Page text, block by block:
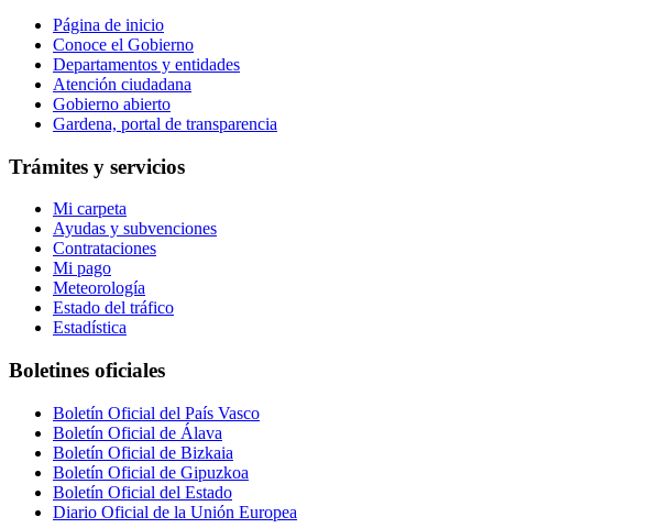
Página de inicio
Conoce el Gobierno
Departamentos y entidades
Atención ciudadana
Gobierno abierto
Gardena, portal de transparencia
Trámites y servicios
Mi carpeta
Ayudas y subvenciones
Contrataciones
Mi pago
Meteorología
Estado del tráfico
Estadística
Boletines oficiales
Boletín Oficial del País Vasco
Boletín Oficial de Álava
Boletín Oficial de Bizkaia
Boletín Oficial de Gipuzkoa
Boletín Oficial del Estado
Diario Oficial de la Unión Europea